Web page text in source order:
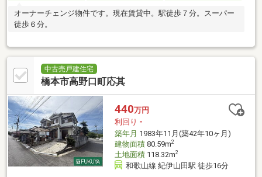
オーナーチェンジ物件です。現在賃貸中。駅徒歩７分。スーパー
徒歩６分。
中古売戸建住宅
橋本市高野口町応其
440万円
利回り -
築年月 1983年11月(築42年10ヶ月)
建物面積80.59m2
土地面積118.32m2
和歌山線 紀伊山田駅 徒歩16分